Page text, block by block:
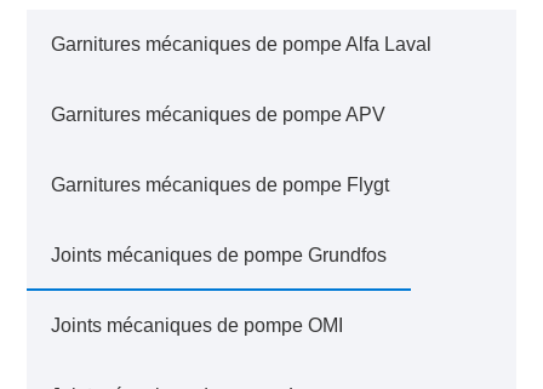
Garnitures mécaniques de pompe Alfa Laval
Garnitures mécaniques de pompe APV
Garnitures mécaniques de pompe Flygt
Joints mécaniques de pompe Grundfos
Joints mécaniques de pompe OMI